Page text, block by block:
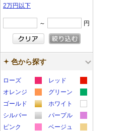
2万円以下
～ 円
色から探す
ローズ
カ
ラ
レッド
カ
ラ
オレンジ
カ
ラ
グリーン
カ
ラ
ゴールド
カ
ラ
ホワイト
カ
ラ
シルバー
カ
パープル
カ
ピンク ベージュ